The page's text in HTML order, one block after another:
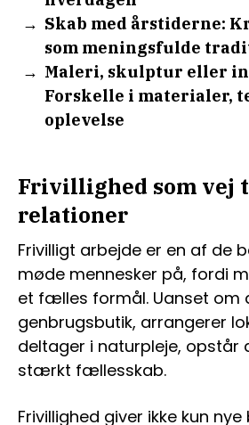
Skab med årstiderne:
som meningsfulde
Maleri, skulptur eller
Forskelle i materialer,
oplevelse
Frivillighed som vej
relationer
Frivilligt arbejde er en af de
møde mennesker på, fordi
et fælles formål. Uanset om
genbrugsbutik, arrangerer
deltager i naturpleje, opstår
stærkt fællesskab.
Frivillighed giver ikke kun